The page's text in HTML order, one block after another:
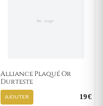
Alliance Plaqué Or
Durteste
AJOUTER 19€